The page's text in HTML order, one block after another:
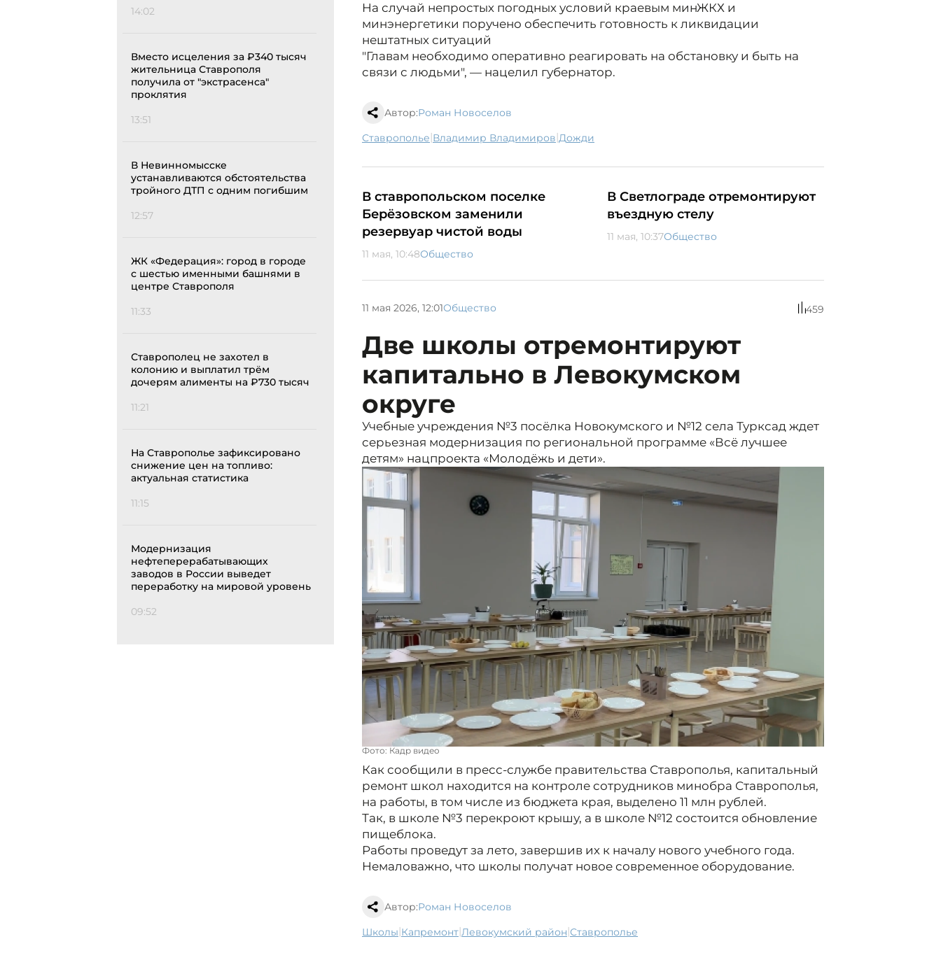
14:02
Вместо исцеления за ₽340 тысяч
жительница Ставрополя
получила от "экстрасенса"
проклятия
13:51
В Невинномысске
устанавливаются обстоятельства
тройного ДТП с одним погибшим
12:57
ЖК «Федерация»: город в городе
с шестью именными башнями в
центре Ставрополя
11:33
Ставрополец не захотел в
колонию и выплатил трём
дочерям алименты на ₽730 тысяч
11:21
На Ставрополье зафиксировано
снижение цен на топливо:
актуальная статистика
11:15
Модернизация
нефтеперерабатывающих
заводов в России выведет
переработку на мировой уровень
09:52
На случай непростых погодных условий краевым минЖКХ и
минэнергетики поручено обеспечить готовность к ликвидации
нештатных ситуаций
"Главам необходимо оперативно реагировать на обстановку и быть на
связи с людьми", — нацелил губернатор.
Автор:Роман Новоселов
Ставрополье| Владимир Владимиров| дожди
В ставропольском поселке
Берёзовском заменили
резервуар чистой воды
11 мая, 10:48Общество
В Светлограде отремонтируют
въездную стелу
11 мая, 10:37Общество
11 мая 2026, 12:01Общество 459
Две школы отремонтируют
капитально в Левокумском
округе
Учебные учреждения №3 посёлка Новокумского и №12 села Турксад ждет
серьезная модернизация по региональной программе «Всё лучшее
детям» нацпроекта «Молодёжь и дети».
Фото: Кадр видео
Как сообщили в пресс-службе правительства Ставрополья, капитальный
ремонт школ находится на контроле сотрудников минобра Ставрополья,
на работы, в том числе из бюджета края, выделено 11 млн рублей.
Так, в школе №3 перекроют крышу, а в школе №12 состоится обновление
пищеблока.
Работы проведут за лето, завершив их к началу нового учебного года.
Немаловажно, что школы получат новое современное оборудование.
Автор:Роман Новоселов
школы| капремонт| Левокумский район| Ставрополье